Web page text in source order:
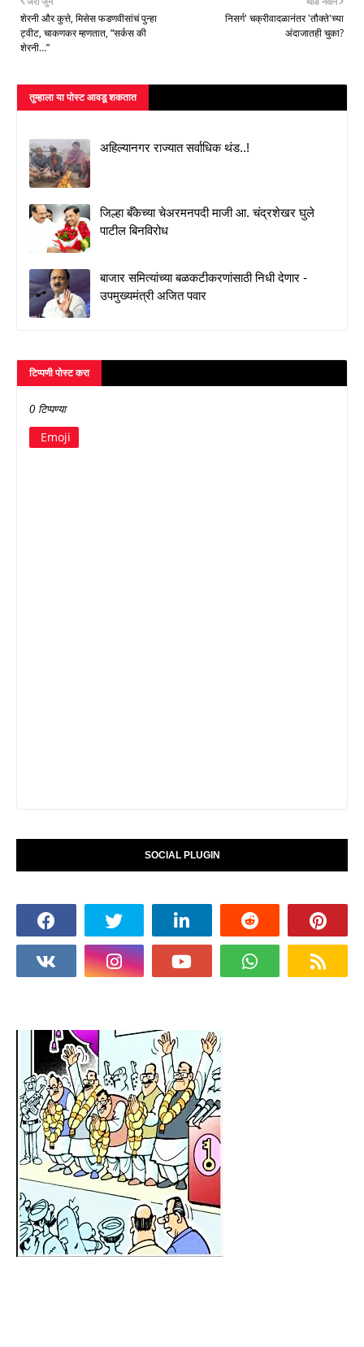
निसर्ग' चक्रीवादळानंतर 'तौक्ते'च्या
अंदाजातही चुका?
शेरनी और कुत्ते, मिसेस फडणवीसांचं पुन्हा
ट्वीट, चाकणकर म्हणतात, “सर्कस की
शेरनी…”
तुम्‍हाला या पोस्‍ट आवडू शकतात
अहिल्यानगर राज्यात सर्वाधिक थंड..!
जिल्हा बँकेच्या चेअरमनपदी माजी आ. चंद्रशेखर घुले
पाटील बिनविरोध
बाजार समित्यांच्या बळकटीकरणांसाठी निधी देणार -
उपमुख्यमंत्री अजित पवार
टिप्पणी पोस्ट करा
0 टिप्पण्या
Emoji
SOCIAL PLUGIN